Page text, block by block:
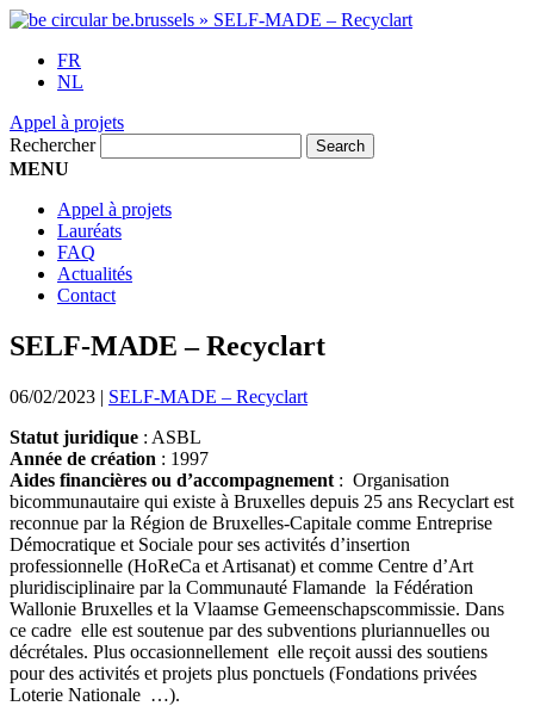
FR
NL
Appel à projets
Rechercher
MENU
Appel à projets
Lauréats
FAQ
Actualités
Contact
SELF-MADE – Recyclart
06/02/2023 | SELF-MADE – Recyclart
Statut juridique : ASBL
Année de création : 1997
Aides financières ou d’accompagnement : Organisation
bicommunautaire qui existe à Bruxelles depuis 25 ans Recyclart est
reconnue par la Région de Bruxelles-Capitale comme Entreprise
Démocratique et Sociale pour ses activités d’insertion
professionnelle (HoReCa et Artisanat) et comme Centre d’Art
pluridisciplinaire par la Communauté Flamande la Fédération
Wallonie Bruxelles et la Vlaamse Gemeenschapscommissie. Dans
ce cadre elle est soutenue par des subventions pluriannuelles ou
décrétales. Plus occasionnellement elle reçoit aussi des soutiens
pour des activités et projets plus ponctuels (Fondations privées
Loterie Nationale …).